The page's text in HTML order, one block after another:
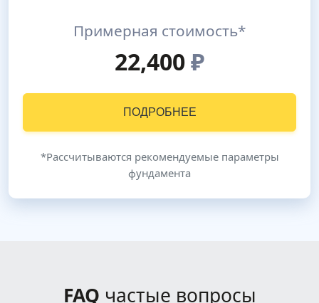
Примерная стоимость*
22,400₽
ПОДРОБНЕЕ
*Рассчитываются рекомендуемые параметры
фундамента
FAQ частые вопросы